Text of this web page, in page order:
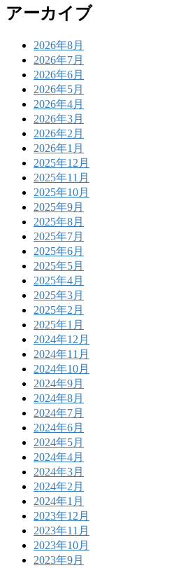
アーカイブ
2026年8月
2026年7月
2026年6月
2026年5月
2026年4月
2026年3月
2026年2月
2026年1月
2025年12月
2025年11月
2025年10月
2025年9月
2025年8月
2025年7月
2025年6月
2025年5月
2025年4月
2025年3月
2025年2月
2025年1月
2024年12月
2024年11月
2024年10月
2024年9月
2024年8月
2024年7月
2024年6月
2024年5月
2024年4月
2024年3月
2024年2月
2024年1月
2023年12月
2023年11月
2023年10月
2023年9月